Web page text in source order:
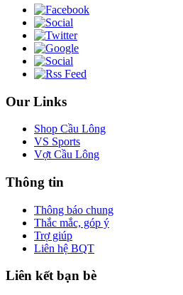
Our Links
Shop Cầu Lông
VS Sports
Vợt Cầu Lông
Thông tin
Thông báo chung
Thắc mắc, góp ý
Trợ giúp
Liên hệ BQT
Liên kết bạn bè